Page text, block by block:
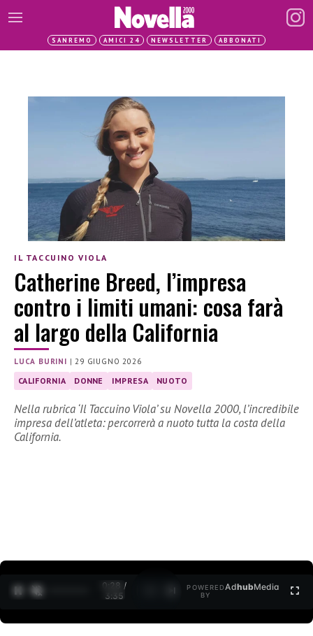
SANREMO AMICI 24 NEWSLETTER ABBONATI
IL TACCUINO VIOLA
Catherine Breed, l’impresa
contro i limiti umani: cosa farà
al largo della California
LUCA BURINI |29 GIUGNO 2026
CALIFORNIA DONNE IMPRESA NUOTO
Nella rubrica ‘Il Taccuino Viola’ su Novella 2000, l’incredibile
impresa dell’atleta: percorrerà a nuoto tutta la costa della
California.
0:30 /
3:35
POWERED
BY
AdhubMedia